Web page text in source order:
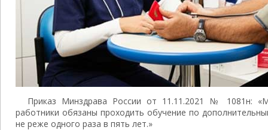
Приказ Минздрава России от 11.11.2021 № 1081н:
работники обязаны проходить обучение по
не реже одного раза в пять лет.»